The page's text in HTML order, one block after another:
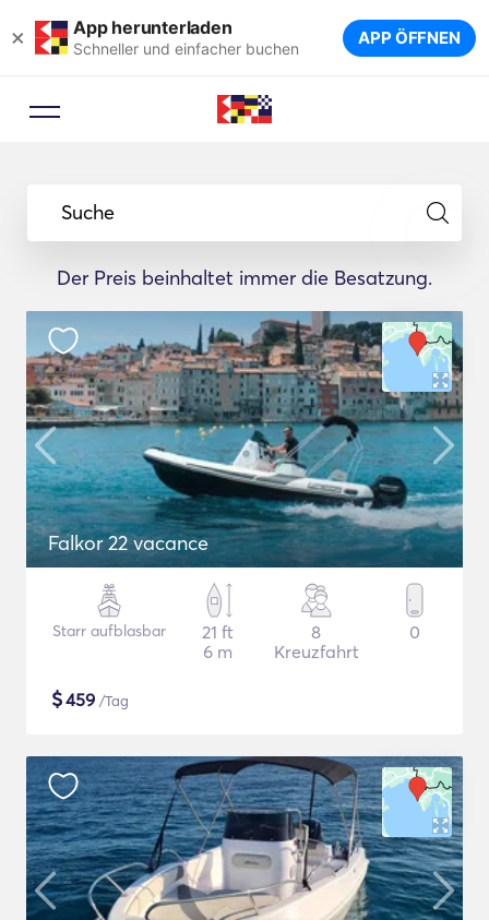
× App herunterladen
Schneller und einfacher buchen APP ÖFFNEN
Suche
Der Preis beinhaltet immer die Besatzung.
Falkor 22 vacance
Starr aufblasbar
21 ft
6 m
8
Kreuzfahrt
0
$459 /Tag